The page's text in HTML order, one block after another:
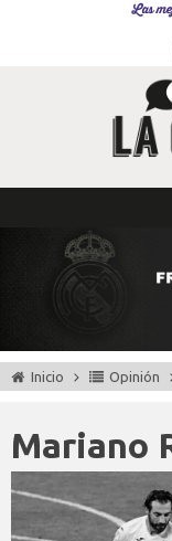
Las
Inicio Opinión
Mariano